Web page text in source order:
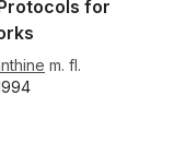
for
m. fl.